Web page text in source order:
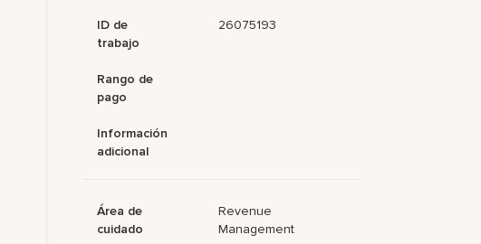
ID de
trabajo
26075193
Rango de
pago
Información
adicional
Área de
cuidado
Revenue
Management